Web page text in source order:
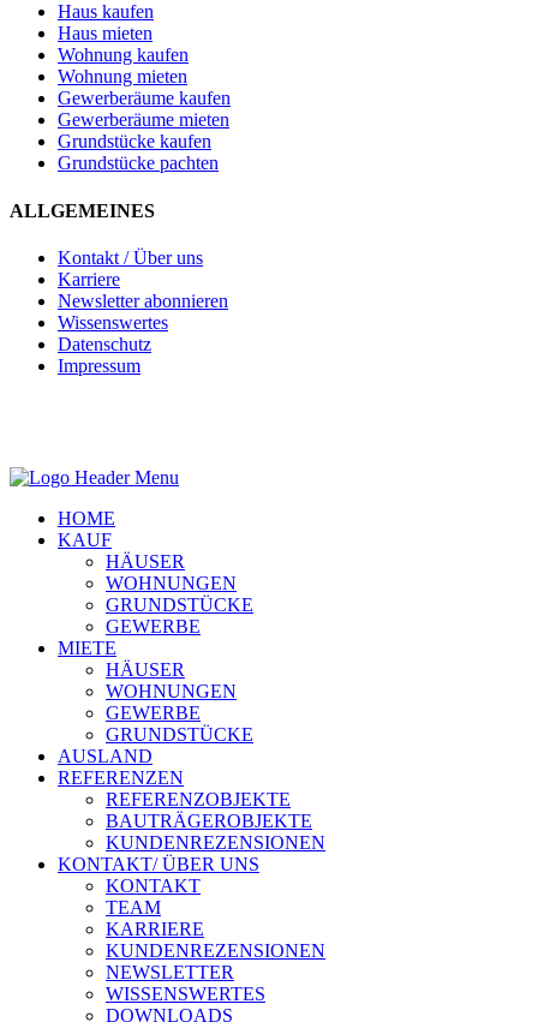
Haus kaufen
Haus mieten
Wohnung kaufen
Wohnung mieten
Gewerberäume kaufen
Gewerberäume mieten
Grundstücke kaufen
Grundstücke pachten
ALLGEMEINES
Kontakt / Über uns
Karriere
Newsletter abonnieren
Wissenswertes
Datenschutz
Impressum
HOME
KAUF
HÄUSER
WOHNUNGEN
GRUNDSTÜCKE
GEWERBE
MIETE
HÄUSER
WOHNUNGEN
GEWERBE
GRUNDSTÜCKE
AUSLAND
REFERENZEN
REFERENZOBJEKTE
BAUTRÄGEROBJEKTE
KUNDENREZENSIONEN
KONTAKT/ ÜBER UNS
KONTAKT
TEAM
KARRIERE
KUNDENREZENSIONEN
NEWSLETTER
WISSENSWERTES
DOWNLOADS